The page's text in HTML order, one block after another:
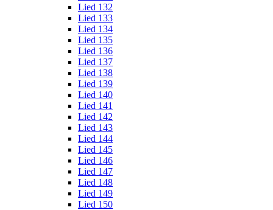
Lied 132
Lied 133
Lied 134
Lied 135
Lied 136
Lied 137
Lied 138
Lied 139
Lied 140
Lied 141
Lied 142
Lied 143
Lied 144
Lied 145
Lied 146
Lied 147
Lied 148
Lied 149
Lied 150